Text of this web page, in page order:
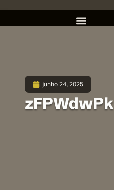
junho 24, 2025
zFPWdwPk